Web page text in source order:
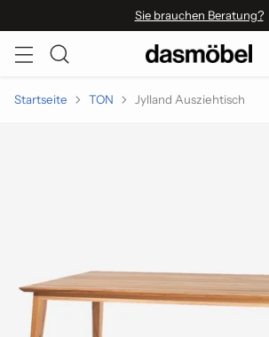
Sie brauchen Beratung?
Startseite TON Jylland Ausziehtisch